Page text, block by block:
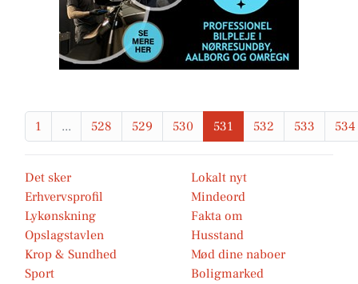
1 ... 528 529 530 531 532 533 534
Det sker
Lokalt nyt
Erhvervsprofil
Mindeord
Lykønskning
Fakta om
Opslagstavlen
Husstand
Krop & Sundhed
Mød dine naboer
Sport
Boligmarked